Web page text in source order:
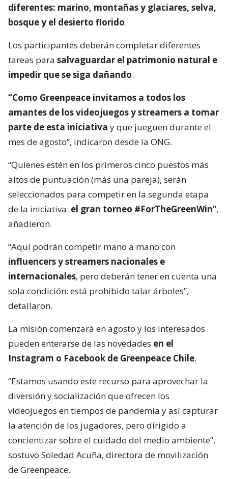
diferentes: marino, montañas y glaciares, selva,
bosque y el desierto florido.
Los participantes deberán completar diferentes
tareas para salvaguardar el patrimonio natural e
impedir que se siga dañando.
“Como Greenpeace invitamos a todos los
amantes de los videojuegos y streamers a tomar
parte de esta iniciativa y que jueguen durante el
mes de agosto”, indicaron desde la ONG.
“Quienes estén en los primeros cinco puestos más
altos de puntuación (más una pareja), serán
seleccionados para competir en la segunda etapa
de la iniciativa: el gran torneo #ForTheGreenWin”,
añadieron.
“Aquí podrán competir mano a mano con
influencers y streamers nacionales e
internacionales, pero deberán tener en cuenta una
sola condición: está prohibido talar árboles”,
detallaron.
La misión comenzará en agosto y los interesados
pueden enterarse de las novedades en el
Instagram o Facebook de Greenpeace Chile.
“Estamos usando este recurso para aprovechar la
diversión y socialización que ofrecen los
videojuegos en tiempos de pandemia y así capturar
la atención de los jugadores, pero dirigido a
concientizar sobre el cuidado del medio ambiente”,
sostuvo Soledad Acuña, directora de movilización
de Greenpeace.